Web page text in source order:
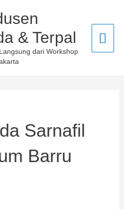
& Terpal
dari Workshop
Sarnafil
Barru